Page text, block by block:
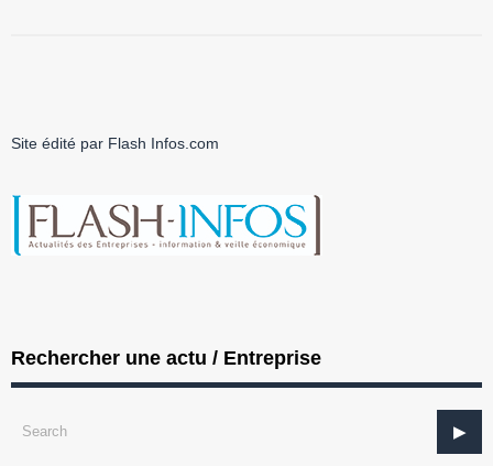
Site édité par Flash Infos.com
Rechercher une actu / Entreprise